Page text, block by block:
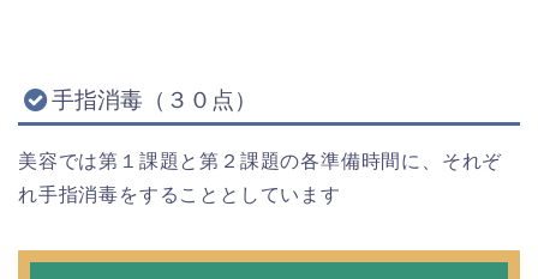
手指消毒（３０点）
美容では第１課題と第２課題の各準備時間に、それぞ
れ手指消毒をすることとしています